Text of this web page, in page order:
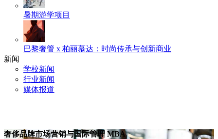
暑期游学项目
巴黎奢管 x 柏丽慕达：时尚传承与创新商业
新闻
学校新闻
行业新闻
媒体报道
奢侈品牌市场营销与国际管理 MBA